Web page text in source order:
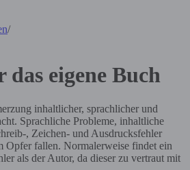
/
eigene Buch
inhaltlicher, sprachlicher und
Sprachliche Probleme, inhaltliche
, Zeichen- und Ausdrucksfehler
Opfer fallen. Normalerweise findet ein
als der Autor, da dieser zu vertraut mit